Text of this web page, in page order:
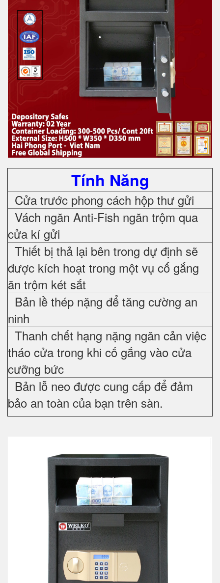
Tính Năng
Cửa trước phong cách hộp thư gửi
Vách ngăn Anti-Fish ngăn trộm qua
cửa kí gửi
Thiết bị thả lại bên trong dự định sẽ
được kích hoạt trong một vụ cố gắng
ăn trộm két sắt
Bản lề thép nặng để tăng cường an
ninh
Thanh chết hạng nặng ngăn cản việc
tháo cửa trong khi cố gắng vào cửa
cưỡng bức
Bản lỗ neo được cung cấp để đảm
bảo an toàn của bạn trên sàn.